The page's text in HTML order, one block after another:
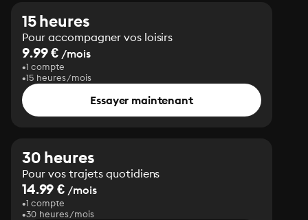
15 heures
Pour accompagner vos loisirs
9.99 € /mois
1 compte
15 heures/mois
Essayer maintenant
30 heures
Pour vos trajets quotidiens
14.99 € /mois
1 compte
30 heures/mois